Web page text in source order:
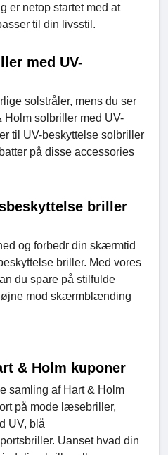
er netop startet med at
til din livsstil.
med UV-
solstråler, mens du ser
Holm solbriller med UV-
til UV-beskyttelse solbriller
på disse accessories
briller
og forbedr din skærmtid
briller. Med vores
du spare på stilfulde
øjne mod skærmblænding
& Holm kuponer
samling af Hart & Holm
på mode læsebriller,
UV, blå
Uanset hvad din